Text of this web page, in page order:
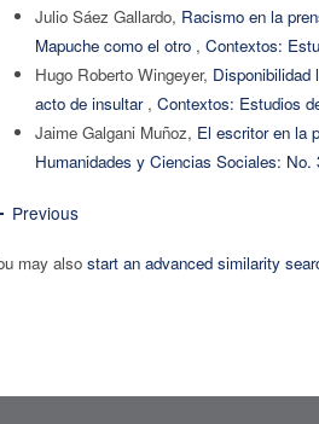
Julio Sáez Gallardo, Racismo en la
Mapuche como el otro , Contextos:
Hugo Roberto Wingeyer, Disponibilidad
acto de insultar , Contextos: Estudios
Jaime Galgani Muñoz, El escritor en la
Humanidades y Ciencias Sociales: No.
Previous
may also start an advanced similarity